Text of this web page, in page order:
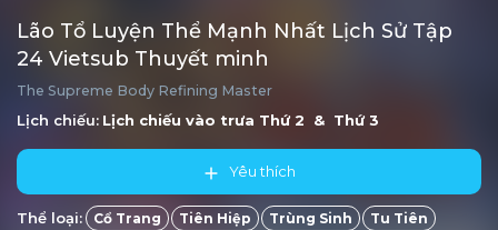
Lão Tổ Luyện Thể Mạnh Nhất Lịch Sử Tập
24 Vietsub Thuyết minh
The Supreme Body Refining Master
Lịch chiếu: Lịch chiếu vào trưa Thứ 2 & Thứ 3
Yêu thích
Thể loại: Cổ Trang Tiên Hiệp Trùng Sinh Tu Tiên